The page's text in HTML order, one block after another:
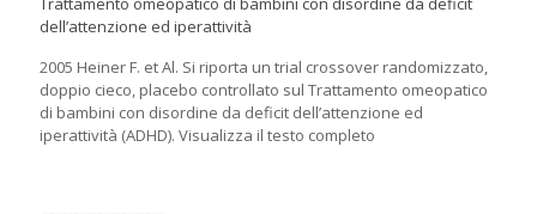
dell’attenzione ed iperattività
2005 Heiner F. et Al. Si riporta un trial crossover randomizzato,
doppio cieco, placebo controllato sul Trattamento omeopatico
di bambini con disordine da deficit dell’attenzione ed
iperattività (ADHD). Visualizza il testo completo